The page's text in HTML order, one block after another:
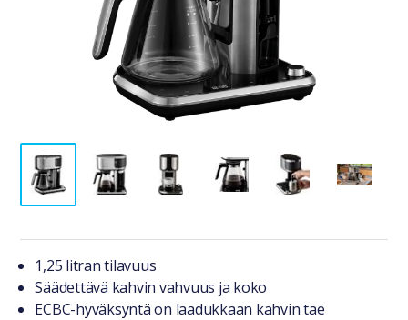
Tuotteesta lyhyesti
1,25 litran tilavuus
Säädettävä kahvin vahvuus ja koko
ECBC-hyväksyntä on laadukkaan kahvin tae